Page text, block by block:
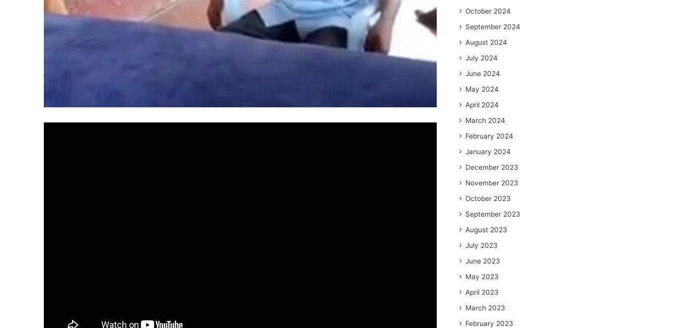
October 2024
September 2024
August 2024
July 2024
June 2024
May 2024
April 2024
March 2024
February 2024
January 2024
December 2023
November 2023
October 2023
September 2023
August 2023
July 2023
June 2023
May 2023
April 2023
March 2023
February 2023